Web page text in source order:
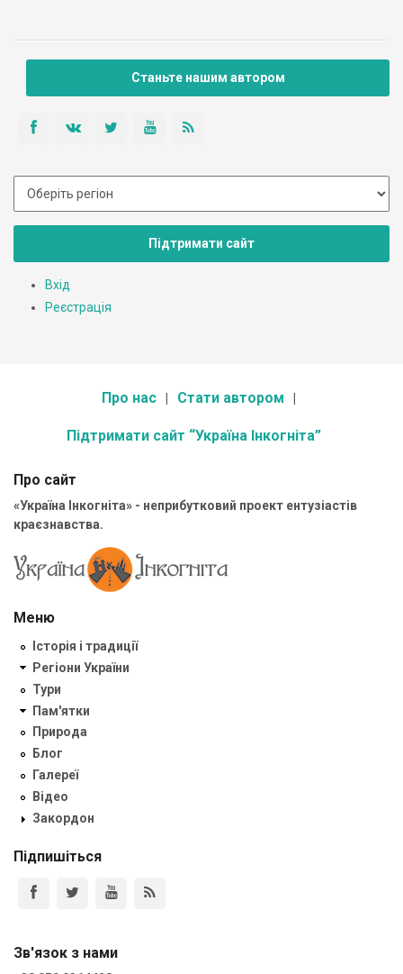
Станьте нашим автором
Підтримати сайт
Вхід
Реєстрація
Про нас Стати автором
Підтримати сайт “Україна Інкогніта”
Про сайт
«Україна Інкогніта» - неприбутковий проект ентузіастів
краєзнавства.
Меню
Історія і традиції
Регіони України
Тури
Пам'ятки
Природа
Блог
Галереї
Відео
Закордон
Підпишіться
Зв'язок з нами